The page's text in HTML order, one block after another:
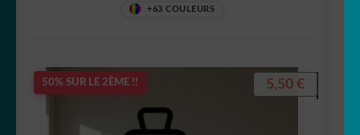
+63 COULEURS
50% SUR LE 2ÈME !! 5,50 €